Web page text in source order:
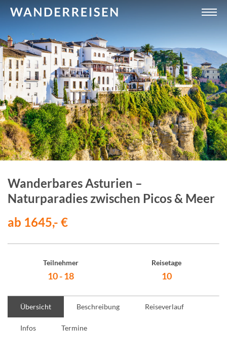
Wanderbares Asturien –
Naturparadies zwischen Picos & Meer
ab 1645,- €
Teilnehmer
10 - 18
Reisetage
10
Übersicht Beschreibung Reiseverlauf
Infos Termine